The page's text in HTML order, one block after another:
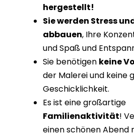
hergestellt!
Sie werden Stress
abbauen, Ihre
und Spaß und
Sie benötigen keine
der Malerei und keine
Geschicklichkeit.
Es ist eine großartige
Familienaktivität!
einen schönen Abend